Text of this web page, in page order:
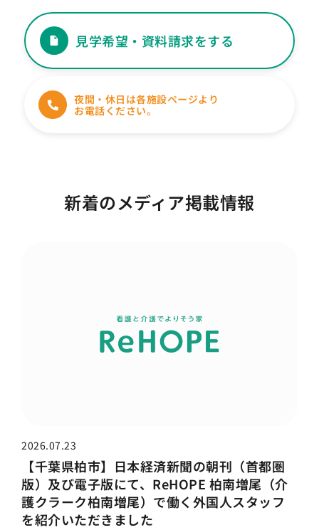
見学希望・資料請求をする
夜間・休日は各施設ページより
お電話ください。
新着のメディア掲載情報
2026.07.23
【千葉県柏市】日本経済新聞の朝刊（首都圏
版）及び電子版にて、ReHOPE 柏南増尾（介
護クラーク柏南増尾）で働く外国人スタッフ
を紹介いただきました